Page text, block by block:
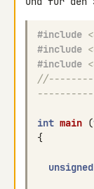
#include
#include
#include
int main (
{
unsigned